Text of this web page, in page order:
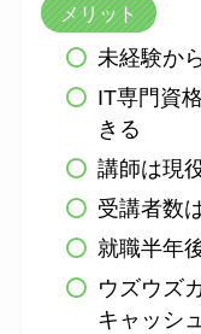
メリット
未経験か
IT専門資
きる
講師は現
受講者数
就職半年
ウズウズ
キャッシ